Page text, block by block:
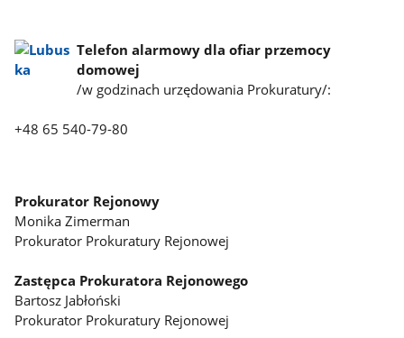
Telefon alarmowy dla ofiar przemocy
domowej
/w godzinach urzędowania Prokuratury/:
+48 65 540-79-80
Prokurator Rejonowy
Monika Zimerman
Prokurator Prokuratury Rejonowej
Zastępca Prokuratora Rejonowego
Bartosz Jabłoński
Prokurator Prokuratury Rejonowej